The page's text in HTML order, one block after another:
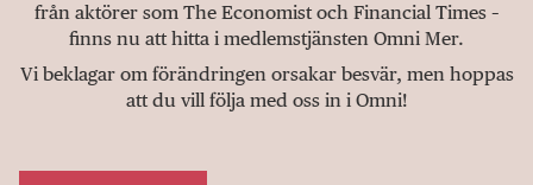
från aktörer som The Economist och Financial Times –
finns nu att hitta i medlemstjänsten Omni Mer.
Vi beklagar om förändringen orsakar besvär, men hoppas
att du vill följa med oss in i Omni!